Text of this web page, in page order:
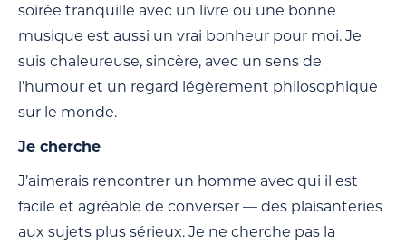
soirée tranquille avec un livre ou une bonne
musique est aussi un vrai bonheur pour moi. Je
suis chaleureuse, sincère, avec un sens de
l’humour et un regard légèrement philosophique
sur le monde.
Je cherche
J’aimerais rencontrer un homme avec qui il est
facile et agréable de converser — des plaisanteries
aux sujets plus sérieux. Je ne cherche pas la